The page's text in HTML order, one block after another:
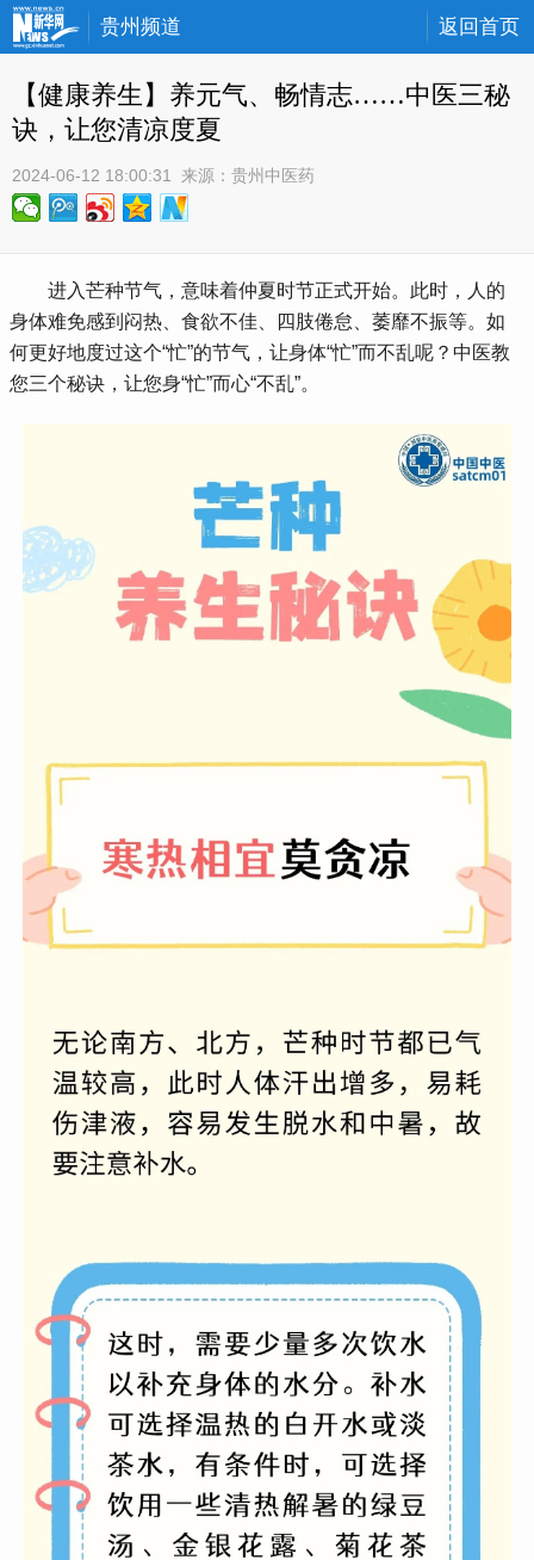
贵州频道 返回首页
【健康养生】养元气、畅情志……中医三秘
诀，让您清凉度夏
2024-06-12 18:00:31 来源： 贵州中医药
进入芒种节气，意味着仲夏时节正式开始。此时，人的
身体难免感到闷热、食欲不佳、四肢倦怠、萎靡不振等。如
何更好地度过这个“忙”的节气，让身体“忙”而不乱呢？中医教
您三个秘诀，让您身“忙”而心“不乱”。